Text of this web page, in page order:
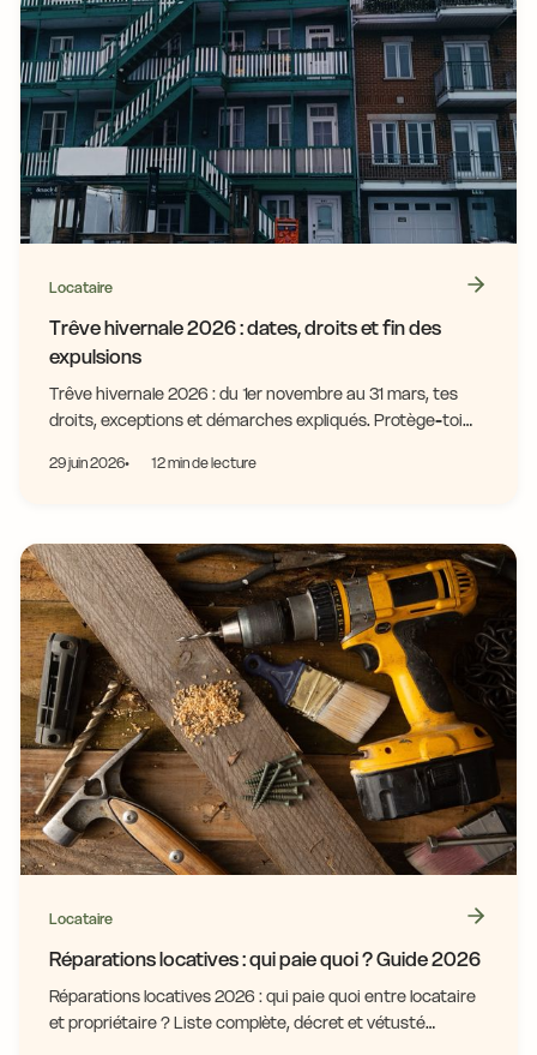
Locataire
Trêve hivernale 2026 : dates, droits et fin des
expulsions
Trêve hivernale 2026 : du 1er novembre au 31 mars, tes
droits, exceptions et démarches expliqués. Protège-toi
29 juin 2026 12 min de lecture
Locataire
Réparations locatives : qui paie quoi ? Guide 2026
Réparations locatives 2026 : qui paie quoi entre locataire
et propriétaire ? Liste complète, décret et vétusté